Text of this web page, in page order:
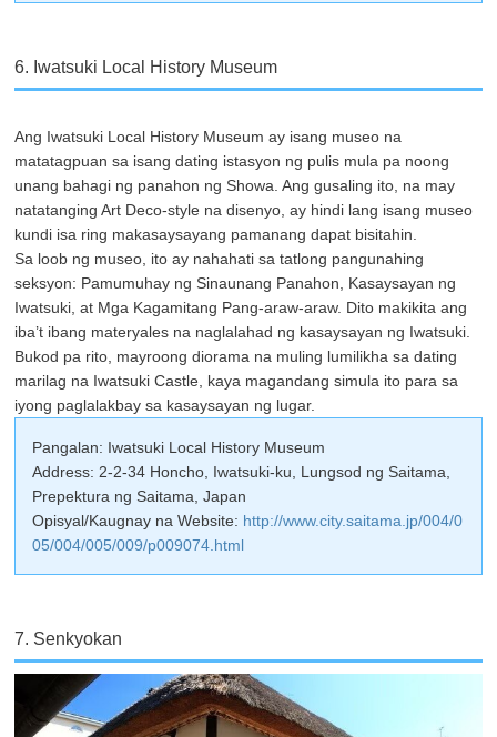
6. Iwatsuki Local History Museum
Ang Iwatsuki Local History Museum ay isang museo na
matatagpuan sa isang dating istasyon ng pulis mula pa noong
unang bahagi ng panahon ng Showa. Ang gusaling ito, na may
natatanging Art Deco-style na disenyo, ay hindi lang isang museo
kundi isa ring makasaysayang pamanang dapat bisitahin.
Sa loob ng museo, ito ay nahahati sa tatlong pangunahing
seksyon: Pamumuhay ng Sinaunang Panahon, Kasaysayan ng
Iwatsuki, at Mga Kagamitang Pang-araw-araw. Dito makikita ang
iba’t ibang materyales na naglalahad ng kasaysayan ng Iwatsuki.
Bukod pa rito, mayroong diorama na muling lumilikha sa dating
marilag na Iwatsuki Castle, kaya magandang simula ito para sa
iyong paglalakbay sa kasaysayan ng lugar.
Pangalan: Iwatsuki Local History Museum
Address: 2-2-34 Honcho, Iwatsuki-ku, Lungsod ng Saitama,
Prepektura ng Saitama, Japan
Opisyal/Kaugnay na Website: http://www.city.saitama.jp/004/0
05/004/005/009/p009074.html
7. Senkyokan